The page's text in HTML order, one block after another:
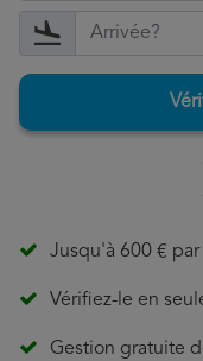
Jusqu'à 600 € par
Vérifiez-le en
Gestion gratuite